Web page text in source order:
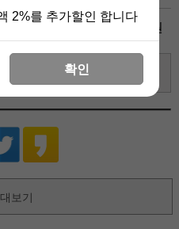
총 상품 금액 4,950 원
보기
2%를 추가할인 합니다
확인